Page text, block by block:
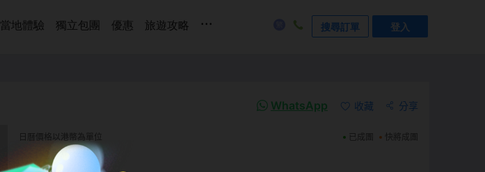
當地體驗 獨立包團 優惠 旅遊攻略 ... 搜尋訂單 登入
WhatsApp 收藏 分享
日曆價格以港幣為單位 已成團 快將成團